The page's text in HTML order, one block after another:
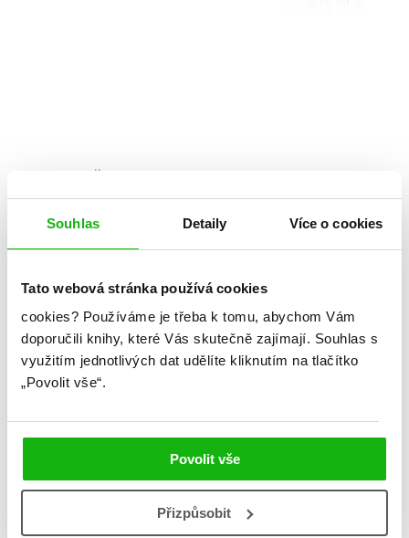
Souhlas Detaily Více o cookies
Tato webová stránka používá cookies
cookies? Používáme je třeba k tomu, abychom Vám
doporučili knihy, které Vás skutečně zajímají. Souhlas s
využitím jednotlivých dat udělíte kliknutím na tlačítko
„Povolit vše“.
Povolit vše
Přizpůsobit
Kategorie: young adult
Žánr: Dystopie
Série: Hunger Games
HUNGER GAMES – Aréna smrti
(speciální vydání)
#filmováadaptace #hungergames
#milostnýtrojúhelník
#pomaláromantika
#prostarší #suzannecollins
Hunger games slaví deset let! Nové vydání s padesáti
stranami bonusového materiálu.